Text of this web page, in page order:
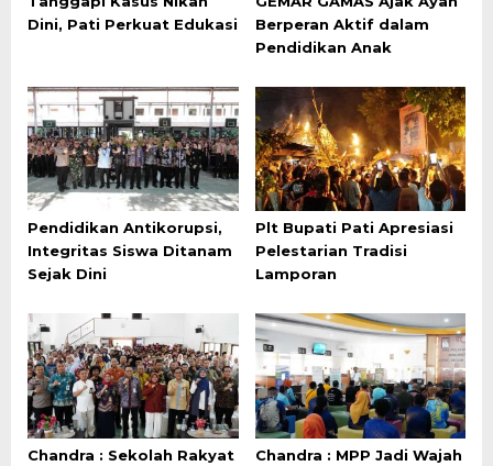
Dini, Pati Perkuat Edukasi
Berperan Aktif dalam
Pendidikan Anak
Pendidikan Antikorupsi,
Integritas Siswa Ditanam
Sejak Dini
Plt Bupati Pati Apresiasi
Pelestarian Tradisi
Lamporan
Chandra : Sekolah Rakyat
Chandra : MPP Jadi Wajah